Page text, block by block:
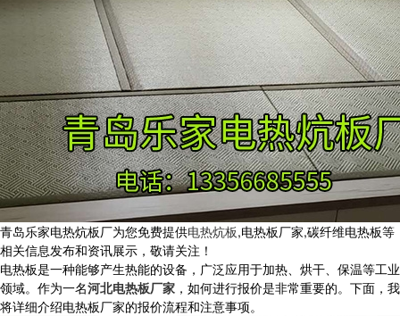
青岛乐家电热炕板厂为您免费提供电热炕板,电热板厂家,碳纤维电热板等
相关信息发布和资讯展示，敬请关注！
电热板是一种能够产生热能的设备，广泛应用于加热、烘干、保温等工业
领域。作为一名河北电热板厂家 ，如何进行报价是非常重要的。下面，我
将详细介绍电热板厂家的报价流程和注意事项。